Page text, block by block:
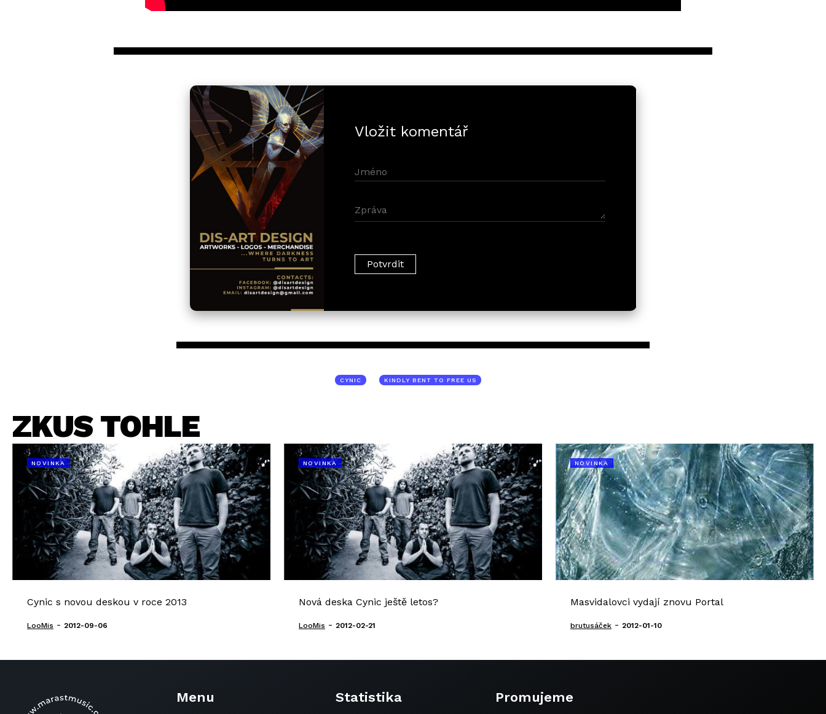
Vložit komentář
CYNIC KINDLY BENT TO FREE US
ZKUS TOHLE
NOVINKA
Cynic s novou deskou v roce 2013
LooMis - 2012-09-06
NOVINKA
Nová deska Cynic ještě letos?
LooMis - 2012-02-21
NOVINKA
Masvidalovci vydají znovu Portal
brutusáček - 2012-01-10
Menu Statistika Promujeme